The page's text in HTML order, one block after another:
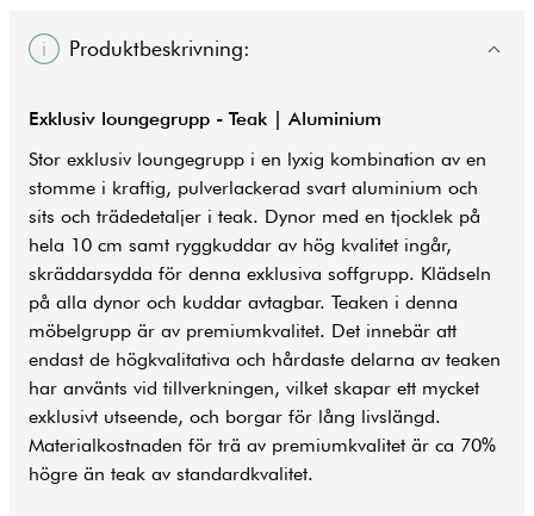
Produktbeskrivning:
Exklusiv loungegrupp - Teak | Aluminium
Stor exklusiv loungegrupp i en lyxig kombination av en
stomme i kraftig, pulverlackerad svart aluminium och
sits och trädedetaljer i teak. Dynor med en tjocklek på
hela 10 cm samt ryggkuddar av hög kvalitet ingår,
skräddarsydda för denna exklusiva soffgrupp. Klädseln
på alla dynor och kuddar avtagbar. Teaken i denna
möbelgrupp är av premiumkvalitet. Det innebär att
endast de högkvalitativa och hårdaste delarna av teaken
har använts vid tillverkningen, vilket skapar ett mycket
exklusivt utseende, och borgar för lång livslängd.
Materialkostnaden för trä av premiumkvalitet är ca 70%
högre än teak av standardkvalitet.